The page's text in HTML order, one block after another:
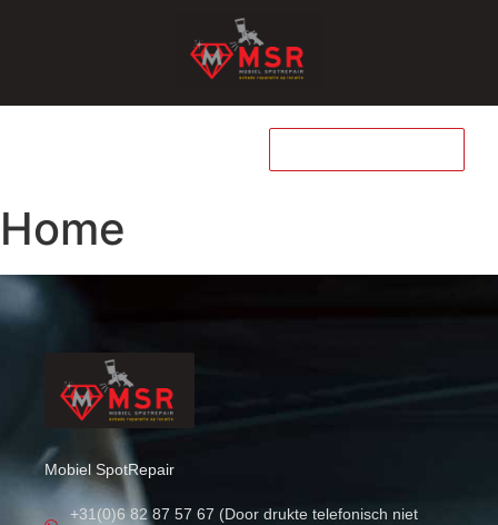
Home
Mobiel SpotRepair
+31(0)6 82 87 57 67 (Door drukte telefonisch niet